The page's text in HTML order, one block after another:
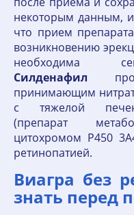
некоторым данным,
что прием
возникновению
необходима
Силденафил
принимающим
с тяжелой
(препарат
цитохромом Р450
ретинопатией.
Виагра без
знать перед